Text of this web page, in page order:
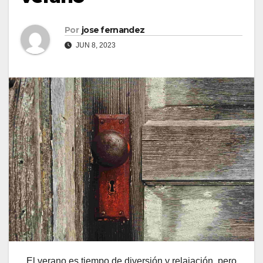
Por jose fernandez
JUN 8, 2023
El verano es tiempo de diversión y relajación, pero